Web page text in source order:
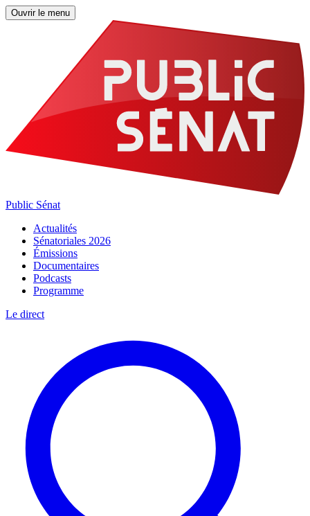
Ouvrir le menu
Public Sénat
Actualités
Sénatoriales 2026
Émissions
Documentaires
Podcasts
Programme
Le direct